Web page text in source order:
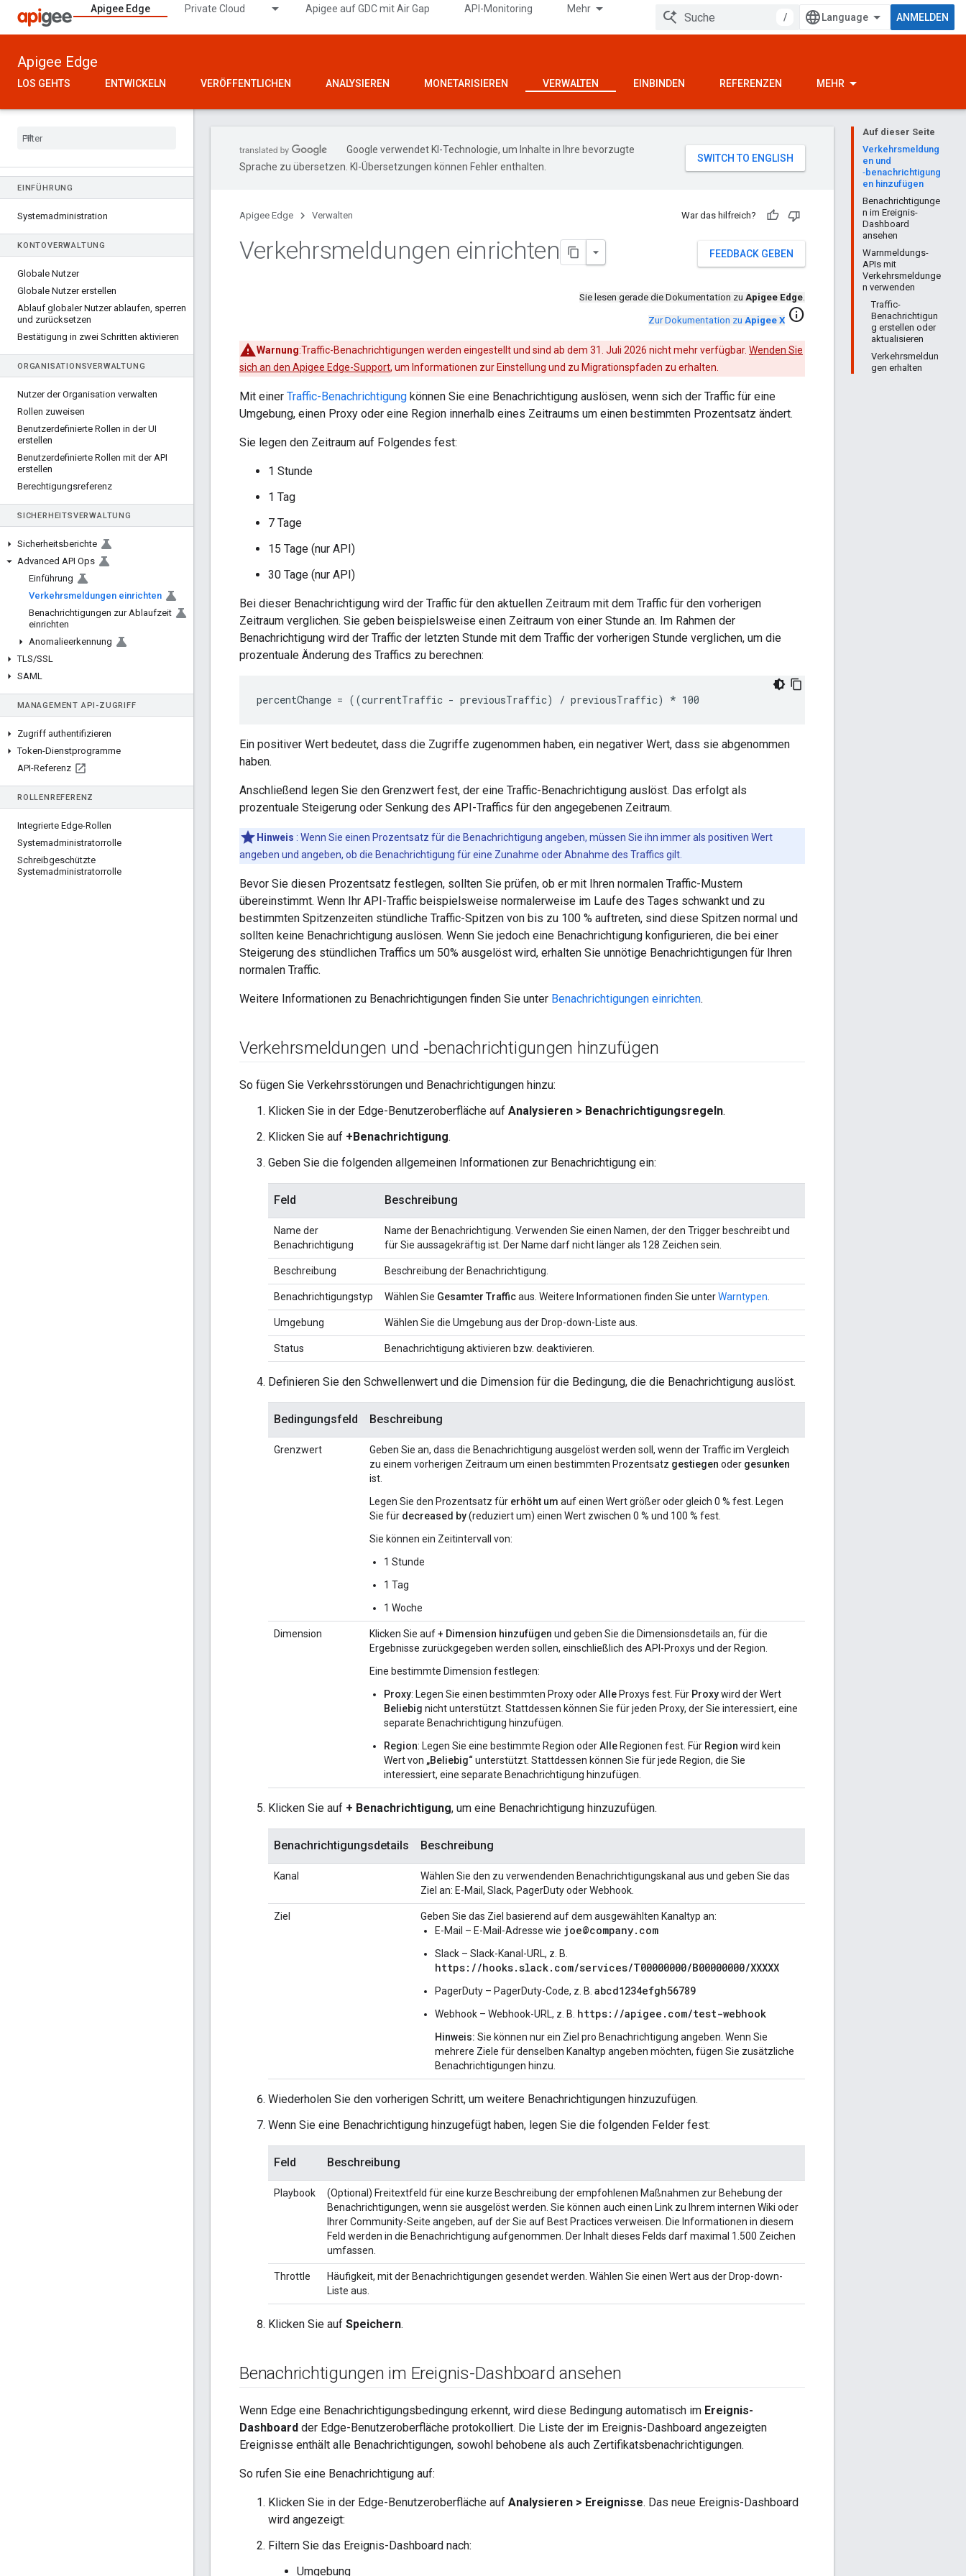
Apigee Edge Private Cloud Apigee auf GDC mit Air Gap API-Monitoring Mehr
/ ANMELDEN
Apigee Edge
LOS GEHTS ENTWICKELN VERÖFFENTLICHEN ANALYSIEREN MONETARISIEREN VERWALTEN EINBINDEN REFERENZEN MEHR
EINFÜHRUNG
Systemadministration
KONTOVERWALTUNG
Globale Nutzer
Globale Nutzer erstellen
Ablauf globaler Nutzer ablaufen, sperren
und zurücksetzen
Bestätigung in zwei Schritten aktivieren
ORGANISATIONSVERWALTUNG
Nutzer der Organisation verwalten
Rollen zuweisen
Benutzerdefinierte Rollen in der UI
erstellen
Benutzerdefinierte Rollen mit der API
erstellen
Berechtigungsreferenz
SICHERHEITSVERWALTUNG
Sicherheitsberichte
Advanced API Ops
Einführung
Verkehrsmeldungen einrichten
Benachrichtigungen zur Ablaufzeit
einrichten
Anomalieerkennung
TLS/SSL
SAML
MANAGEMENT API-ZUGRIFF
Zugriff authentifizieren
Token-Dienstprogramme
API-Referenz
ROLLENREFERENZ
Integrierte Edge-Rollen
Systemadministratorrolle
Schreibgeschützte
Systemadministratorrolle
Auf dieser Seite
Verkehrsmeldung
en und
‑benachrichtigung
en hinzufügen
Benachrichtigunge
n im Ereignis-
Dashboard
ansehen
Warnmeldungs-
APIs mit
Verkehrsmeldunge
n verwenden
Traffic-
Benachrichtigun
g erstellen oder
aktualisieren
Verkehrsmeldun
gen erhalten
Google verwendet KI-Technologie, um Inhalte in Ihre bevorzugte
Sprache zu übersetzen. KI-Übersetzungen können Fehler enthalten.
Apigee Edge Verwalten War das hilfreich?
FEEDBACK GEBEN
Verkehrsmeldungen einrichten
Sie lesen gerade die Dokumentation zu Apigee Edge.
Zur Dokumentation zu Apigee X info
Warnung:Traffic-Benachrichtigungen werden eingestellt und sind ab dem 31. Juli 2026 nicht mehr verfügbar. Wenden Sie
sich an den Apigee Edge-Support, um Informationen zur Einstellung und zu Migrationspfaden zu erhalten.
Mit einer Traffic-Benachrichtigung können Sie eine Benachrichtigung auslösen, wenn sich der Traffic für eine
Umgebung, einen Proxy oder eine Region innerhalb eines Zeitraums um einen bestimmten Prozentsatz ändert.
Sie legen den Zeitraum auf Folgendes fest:
1 Stunde
1 Tag
7 Tage
15 Tage (nur API)
30 Tage (nur API)
Bei dieser Benachrichtigung wird der Traffic für den aktuellen Zeitraum mit dem Traffic für den vorherigen
Zeitraum verglichen. Sie geben beispielsweise einen Zeitraum von einer Stunde an. Im Rahmen der
Benachrichtigung wird der Traffic der letzten Stunde mit dem Traffic der vorherigen Stunde verglichen, um die
prozentuale Änderung des Traffics zu berechnen:
percentChange = ((currentTraffic - previousTraffic) / previousTraffic) * 100
Ein positiver Wert bedeutet, dass die Zugriffe zugenommen haben, ein negativer Wert, dass sie abgenommen
haben.
Anschließend legen Sie den Grenzwert fest, der eine Traffic-Benachrichtigung auslöst. Das erfolgt als
prozentuale Steigerung oder Senkung des API-Traffics für den angegebenen Zeitraum.
Hinweis : Wenn Sie einen Prozentsatz für die Benachrichtigung angeben, müssen Sie ihn immer als positiven Wert
angeben und angeben, ob die Benachrichtigung für eine Zunahme oder Abnahme des Traffics gilt.
Bevor Sie diesen Prozentsatz festlegen, sollten Sie prüfen, ob er mit Ihren normalen Traffic-Mustern
übereinstimmt. Wenn Ihr API-Traffic beispielsweise normalerweise im Laufe des Tages schwankt und zu
bestimmten Spitzenzeiten stündliche Traffic-Spitzen von bis zu 100 % auftreten, sind diese Spitzen normal und
sollten keine Benachrichtigung auslösen. Wenn Sie jedoch eine Benachrichtigung konfigurieren, die bei einer
Steigerung des stündlichen Traffics um 50% ausgelöst wird, erhalten Sie unnötige Benachrichtigungen für Ihren
normalen Traffic.
Weitere Informationen zu Benachrichtigungen finden Sie unter Benachrichtigungen einrichten.
Verkehrsmeldungen und ‑benachrichtigungen hinzufügen
So fügen Sie Verkehrsstörungen und Benachrichtigungen hinzu:
Klicken Sie in der Edge-Benutzeroberfläche auf Analysieren > Benachrichtigungsregeln.
Klicken Sie auf +Benachrichtigung.
Geben Sie die folgenden allgemeinen Informationen zur Benachrichtigung ein:
Feld Beschreibung
Name der
Benachrichtigung
Name der Benachrichtigung. Verwenden Sie einen Namen, der den Trigger beschreibt und
für Sie aussagekräftig ist. Der Name darf nicht länger als 128 Zeichen sein.
Beschreibung Beschreibung der Benachrichtigung.
Benachrichtigungstyp Wählen Sie Gesamter Trafficaus. Weitere Informationen finden Sie unterWarntypen
Umgebung Wählen Sie die Umgebung aus der Drop-down-Liste aus.
Status Benachrichtigung aktivieren bzw. deaktivieren.
Definieren Sie den Schwellenwert und die Dimension für die Bedingung, die die Benachrichtigung auslöst.
Bedingungsfeld Beschreibung
Grenzwert
Geben Sie an, dass die Benachrichtigung ausgelöst werden soll, wenn der Traffic im Vergleich
zu einem vorherigen Zeitraum um einen bestimmten Prozentsatz gestiegen oder gesunken
ist.
Legen Sie den Prozentsatz für erhöht um auf einen Wert größer oder gleich 0 % fest. Legen
Sie für decreased by(reduziert um) einen Wert zwischen 0 % und 100 % fest.
Sie können ein Zeitintervall von:
1 Stunde
1 Tag
1 Woche
Dimension Klicken Sie auf+ Dimension hinzufügen und geben Sie die Dimensionsdetails an, für die
Ergebnisse zurückgegeben werden sollen, einschließlich des API-Proxys und der Region.
Eine bestimmte Dimension festlegen:
Proxy: Legen Sie einen bestimmten Proxy oderAlle Proxys fest. Für Proxywird der Wert
Beliebig nicht unterstützt. Stattdessen können Sie für jeden Proxy, der Sie interessiert, eine
separate Benachrichtigung hinzufügen.
Region: Legen Sie eine bestimmte Region oderAlle Regionen fest. Für Region wird kein
Wert von „Beliebig“ unterstützt. Stattdessen können Sie für jede Region, die Sie
interessiert, eine separate Benachrichtigung hinzufügen.
Klicken Sie auf + Benachrichtigung, um eine Benachrichtigung hinzuzufügen.
Benachrichtigungsdetails Beschreibung
Kanal
Wählen Sie den zu verwendenden Benachrichtigungskanal aus und geben Sie das
Ziel an: E-Mail, Slack, PagerDuty oder Webhook.
Ziel
Geben Sie das Ziel basierend auf dem ausgewählten Kanaltyp an:
E-Mail – E-Mail-Adresse wie joe@company.com
Slack – Slack-Kanal-URL, z. B.
https://hooks.slack.com/services/T00000000/B00000000/XXXXX
PagerDuty – PagerDuty-Code, z. B. abcd1234efgh56789
Webhook – Webhook-URL, z. B. https://apigee.com/test-webhook
Hinweis: Sie können nur ein Ziel pro Benachrichtigung angeben. Wenn Sie
mehrere Ziele für denselben Kanaltyp angeben möchten, fügen Sie zusätzliche
Benachrichtigungen hinzu.
Wiederholen Sie den vorherigen Schritt, um weitere Benachrichtigungen hinzuzufügen.
Wenn Sie eine Benachrichtigung hinzugefügt haben, legen Sie die folgenden Felder fest:
Feld Beschreibung
Playbook
(Optional) Freitextfeld für eine kurze Beschreibung der empfohlenen Maßnahmen zur Behebung der
Benachrichtigungen, wenn sie ausgelöst werden. Sie können auch einen Link zu Ihrem internen Wiki oder
Ihrer Community-Seite angeben, auf der Sie auf Best Practices verweisen. Die Informationen in diesem
Feld werden in die Benachrichtigung aufgenommen. Der Inhalt dieses Felds darf maximal 1.500 Zeichen
umfassen.
Throttle
Häufigkeit, mit der Benachrichtigungen gesendet werden. Wählen Sie einen Wert aus der Drop-down-
Liste aus.
Klicken Sie auf Speichern.
Benachrichtigungen im Ereignis-Dashboard ansehen
Wenn Edge eine Benachrichtigungsbedingung erkennt, wird diese Bedingung automatisch im Ereignis-
Dashboard der Edge-Benutzeroberfläche protokolliert. Die Liste der im Ereignis-Dashboard angezeigten
Ereignisse enthält alle Benachrichtigungen, sowohl behobene als auch Zertifikatsbenachrichtigungen.
So rufen Sie eine Benachrichtigung auf:
Klicken Sie in der Edge-Benutzeroberfläche auf Analysieren > Ereignisse. Das neue Ereignis-Dashboard
wird angezeigt:
Filtern Sie das Ereignis-Dashboard nach:
Umgebung